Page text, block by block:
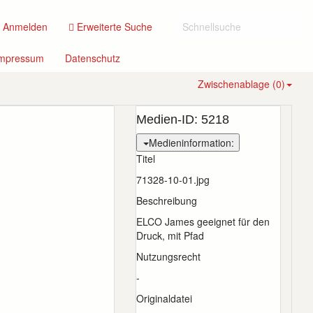
Anmelden Erweiterte Suche(current)
(current)Datenschutz(current)
Zwischenablage (0)
Medien-ID: 5218
Medieninformation:
Titel
71328-10-01.jpg
Beschreibung
ELCO James geeignet für den
Druck, mit Pfad
Nutzungsrecht
-
Originaldatei